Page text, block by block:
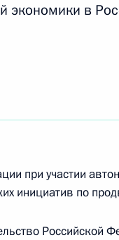
налоговые
отрасли
экономики в
при участии
инициатив по
Российской